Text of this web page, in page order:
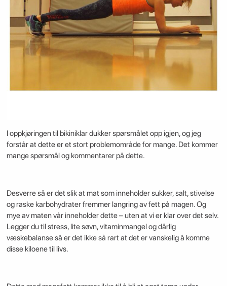
I oppkjøringen til bikiniklar dukker spørsmålet opp igjen, og jeg
forstår at dette er et stort problemområde for mange. Det kommer
mange spørsmål og kommentarer på dette.
Desverre så er det slik at mat som inneholder sukker, salt, stivelse
og raske karbohydrater fremmer langring av fett på magen. Og
mye av maten vår inneholder dette – uten at vi er klar over det selv.
Legger du til stress, lite søvn, vitaminmangel og dårlig
væskebalanse så er det ikke så rart at det er vanskelig å komme
disse kiloene til livs.